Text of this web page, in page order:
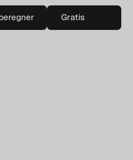
Gratis
vurdering